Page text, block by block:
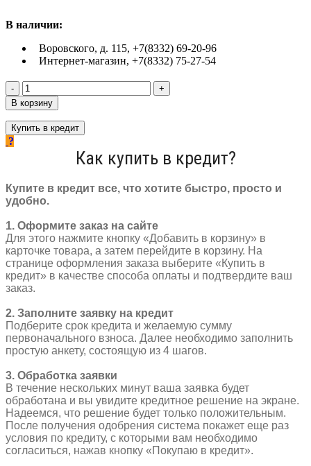
В наличии:
Воровского, д. 115, +7(8332) 69-20-96
Интернет-магазин, +7(8332) 75-27-54
Количество
товара
Спица
27,5"
270
черный
В корзину
Купить в кредит
Как купить в кредит?
Купите в кредит все, что хотите быстро, просто и
удобно.
1. Оформите заказ на сайте
Для этого нажмите кнопку «Добавить в корзину» в
карточке товара, а затем перейдите в корзину. На
странице оформления заказа выберите «Купить в
кредит» в качестве способа оплаты и подтвердите ваш
заказ.
2. Заполните заявку на кредит
Подберите срок кредита и желаемую сумму
первоначального взноса. Далее необходимо заполнить
простую анкету, состоящую из 4 шагов.
3. Обработка заявки
В течение нескольких минут ваша заявка будет
обработана и вы увидите кредитное решение на экране.
Надеемся, что решение будет только положительным.
После получения одобрения система покажет еще раз
условия по кредиту, с которыми вам необходимо
согласиться, нажав кнопку «Покупаю в кредит».